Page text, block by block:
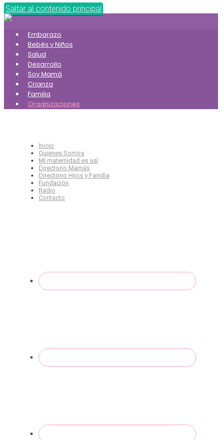
Saltar al contenido principal
Embarazo
Bebés y Niños
Salud
Desarrollo
Soy Mamá
Crianza
Familia
Organizaciones
Inicio
Quienes Somos
Mi maternidad es así
Directorio Mamás
Directorio Hijos y Familia
Fundación
Radio
Contacto